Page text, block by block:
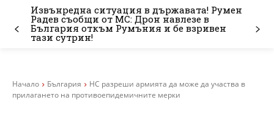
Извънредна ситуация в държавата! Румен
Радев съобщи от МС: Дрон навлезе в
България откъм Румъния и бе взривен
тази сутрин!
Начало България
НС разреши армията да може да участва в
прилагането на противоепидемичните мерки